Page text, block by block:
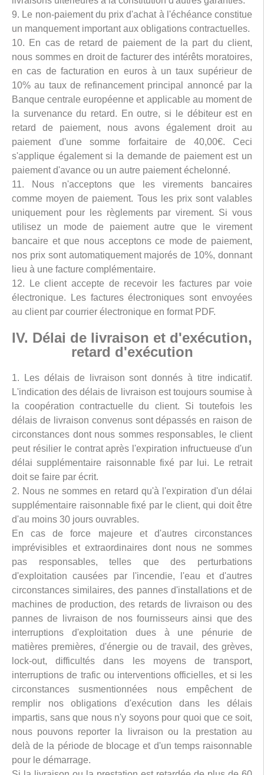
9. Le non-paiement du prix d'achat à l'échéance constitue
un manquement important aux obligations contractuelles.
10. En cas de retard de paiement de la part du client,
nous sommes en droit de facturer des intérêts moratoires,
en cas de facturation en euros à un taux supérieur de
10% au taux de refinancement principal annoncé par la
Banque centrale européenne et applicable au moment de
la survenance du retard. En outre, si le débiteur est en
retard de paiement, nous avons également droit au
paiement d'une somme forfaitaire de 40,00€. Ceci
s'applique également si la demande de paiement est un
paiement d'avance ou un autre paiement échelonné.
11. Nous n'acceptons que les virements bancaires
comme moyen de paiement. Tous les prix sont valables
uniquement pour les règlements par virement. Si vous
utilisez un mode de paiement autre que le virement
bancaire et que nous acceptons ce mode de paiement,
nos prix sont automatiquement majorés de 10%, donnant
lieu à une facture complémentaire.
12. Le client accepte de recevoir les factures par voie
électronique. Les factures électroniques sont envoyées
au client par courrier électronique en format PDF.
IV. Délai de livraison et d'exécution,
retard d'exécution
1. Les délais de livraison sont donnés à titre indicatif.
L'indication des délais de livraison est toujours soumise à
la coopération contractuelle du client. Si toutefois les
délais de livraison convenus sont dépassés en raison de
circonstances dont nous sommes responsables, le client
peut résilier le contrat après l'expiration infructueuse d'un
délai supplémentaire raisonnable fixé par lui. Le retrait
doit se faire par écrit.
2. Nous ne sommes en retard qu'à l'expiration d'un délai
supplémentaire raisonnable fixé par le client, qui doit être
d'au moins 30 jours ouvrables.
En cas de force majeure et d'autres circonstances
imprévisibles et extraordinaires dont nous ne sommes
pas responsables, telles que des perturbations
d'exploitation causées par l'incendie, l'eau et d'autres
circonstances similaires, des pannes d'installations et de
machines de production, des retards de livraison ou des
pannes de livraison de nos fournisseurs ainsi que des
interruptions d'exploitation dues à une pénurie de
matières premières, d'énergie ou de travail, des grèves,
lock-out, difficultés dans les moyens de transport,
interruptions de trafic ou interventions officielles, et si les
circonstances susmentionnées nous empêchent de
remplir nos obligations d'exécution dans les délais
impartis, sans que nous n'y soyons pour quoi que ce soit,
nous pouvons reporter la livraison ou la prestation au
delà de la période de blocage et d'un temps raisonnable
pour le démarrage.